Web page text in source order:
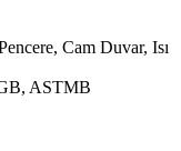
Cam Duvar, Isı
ASTMB